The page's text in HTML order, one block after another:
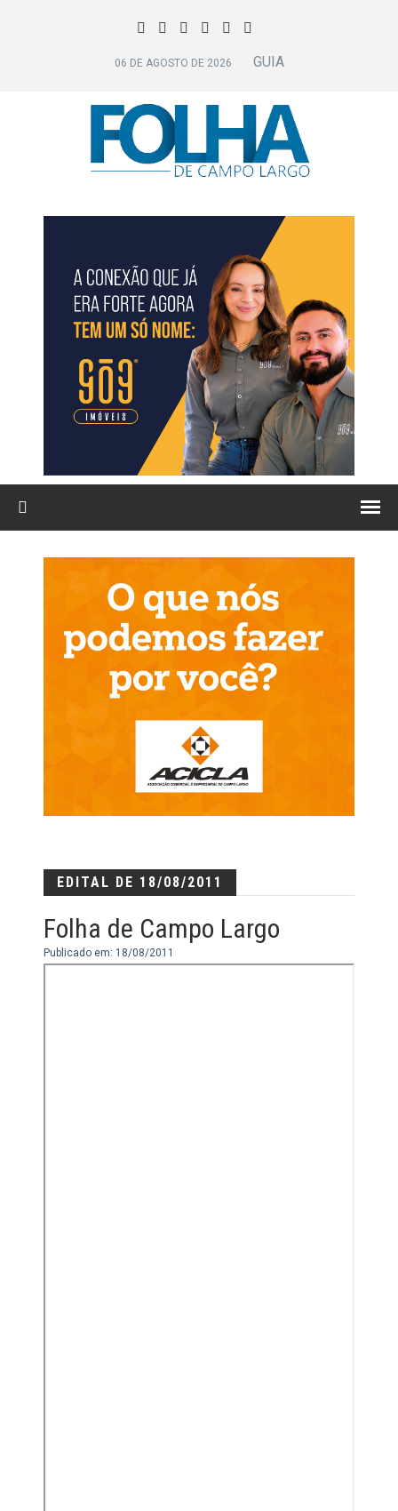
06 DE AGOSTO DE 2026 GUIA
EDITAL DE 18/08/2011
Folha de Campo Largo
Publicado em: 18/08/2011